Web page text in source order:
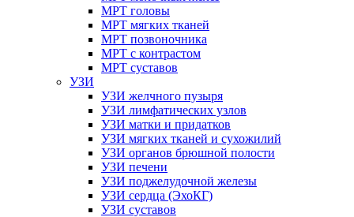
МРТ головы
МРТ мягких тканей
МРТ позвоночника
МРТ с контрастом
МРТ суставов
УЗИ
УЗИ желчного пузыря
УЗИ лимфатических узлов
УЗИ матки и придатков
УЗИ мягких тканей и сухожилий
УЗИ органов брюшной полости
УЗИ печени
УЗИ поджелудочной железы
УЗИ сердца (ЭхоКГ)
УЗИ суставов